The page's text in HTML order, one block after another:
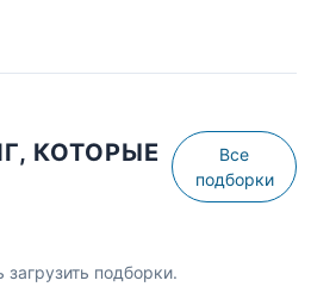
КОТОРЫЕ
Все
подборки
загрузить подборки.